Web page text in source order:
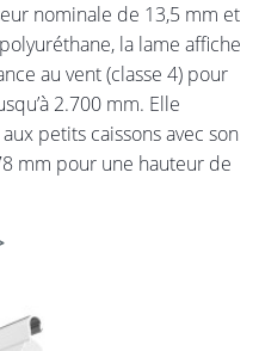
nominale de 13,5 mm et
la lame affiche
au vent (classe 4) pour
2.700 mm. Elle
petits caissons avec son
mm pour une hauteur de